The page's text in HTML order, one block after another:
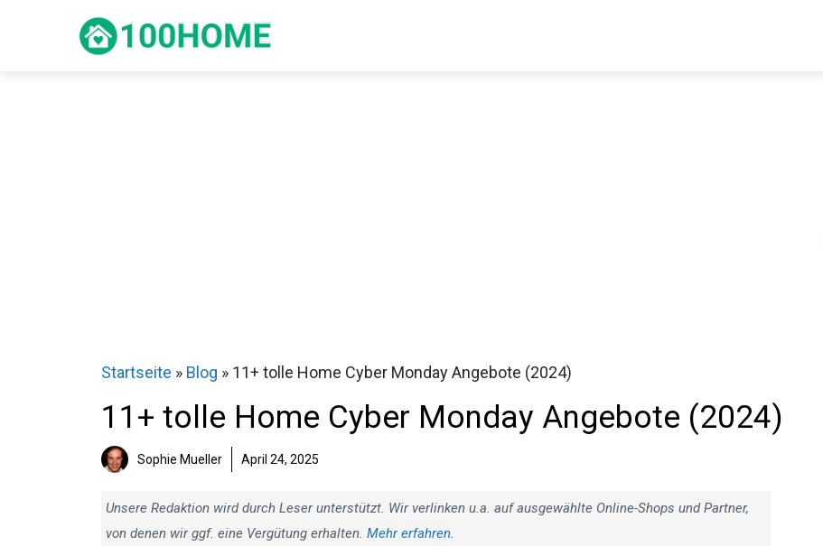
Startseite » Blog » 11+ tolle Home Cyber Monday Angebote (2024)
11+ tolle Home Cyber Monday Angebote (2024)
Sophie Mueller April 24, 2025
Unsere Redaktion wird durch Leser unterstützt. Wir verlinken u.a. auf ausgewählte Online-Shops und Partner,
von denen wir ggf. eine Vergütung erhalten. Mehr erfahren.